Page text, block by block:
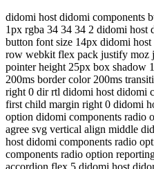
didomi host didomi components
1px rgba 34 34 34 2 didomi host
button font size 14px didomi
row webkit flex pack justify moz
pointer height 25px box shadow
200ms border color 200ms
right 0 dir rtl didomi host didomi
first child margin right 0 didomi
option didomi components radio
agree svg vertical align middle
host didomi components radio
components radio option
accordion flex 5 didomi host